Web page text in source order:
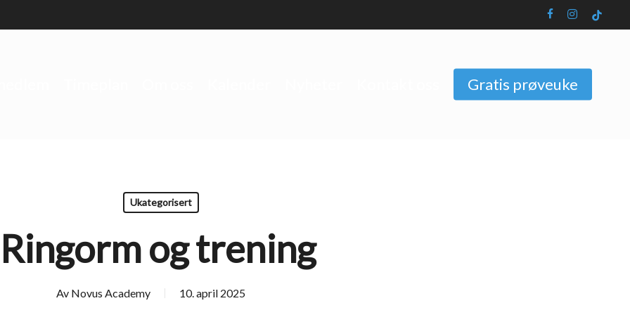
facebookinstagram
tiktok
Gratis prøveuke
Ukategorisert
Ringorm og trening
Av Novus Academy 10. april 2025